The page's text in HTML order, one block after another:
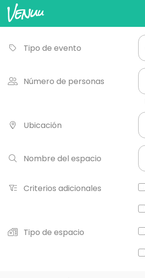
Tipo de evento
Número de personas
Ubicación
Nombre del espacio
Criterios adicionales
Tipo de espacio